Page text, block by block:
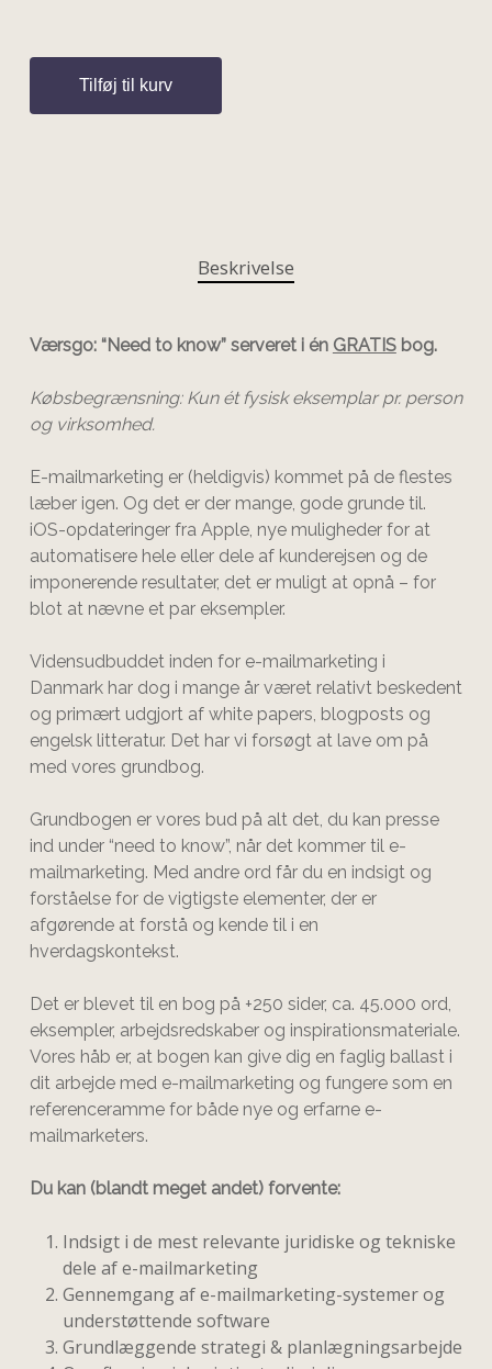
Tilføj til kurv
Beskrivelse
Værsgo: “Need to know” serveret i én GRATISbog.
Købsbegrænsning: Kun ét fysisk eksemplar pr. person
og virksomhed.
E-mailmarketing er (heldigvis) kommet på de flestes
læber igen. Og det er der mange, gode grunde til.
iOS-opdateringer fra Apple, nye muligheder for at
automatisere hele eller dele af kunderejsen og de
imponerende resultater, det er muligt at opnå – for
blot at nævne et par eksempler.
Vidensudbuddet inden for e-mailmarketing i
Danmark har dog i mange år været relativt beskedent
og primært udgjort af white papers, blogposts og
engelsk litteratur. Det har vi forsøgt at lave om på
med vores grundbog.
Grundbogen er vores bud på alt det, du kan presse
ind under “need to know”, når det kommer til e-
mailmarketing. Med andre ord får du en indsigt og
forståelse for de vigtigste elementer, der er
afgørende at forstå og kende til i en
hverdagskontekst.
Det er blevet til en bog på +250 sider, ca. 45.000 ord,
eksempler, arbejdsredskaber og inspirationsmateriale.
Vores håb er, at bogen kan give dig en faglig ballast i
dit arbejde med e-mailmarketing og fungere som en
referenceramme for både nye og erfarne e-
mailmarketers.
Du kan (blandt meget andet) forvente:
Indsigt i de mest relevante juridiske og tekniske
dele af e-mailmarketing
Gennemgang af e-mailmarketing-systemer og
understøttende software
Grundlæggende strategi & planlægningsarbejde